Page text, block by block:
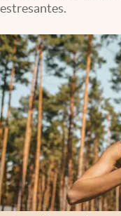
Clima
Mundial 2026
Eventos Corporativos
El Cronista Studio
Mediakit
abre en nueva pestaña
Argentina
estresantes.